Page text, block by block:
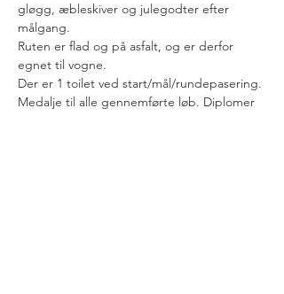
gløgg, æbleskiver og julegodter efter
målgang.
Ruten er flad og på asfalt, og er derfor
egnet til vogne.
Der er 1 toilet ved start/mål/rundepasering.
Medalje til alle gennemførte løb. Diplomer